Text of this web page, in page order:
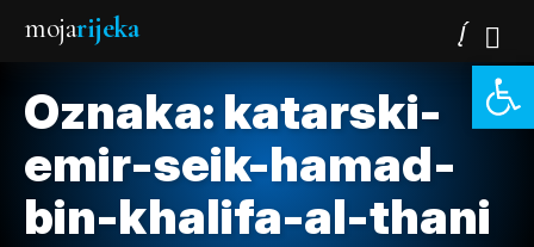
mojarijeka
Oznaka: katarski-
emir-seik-hamad-
bin-khalifa-al-thani